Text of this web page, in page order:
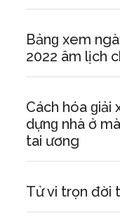
Bảnɡ xem
2022 âm lịch
Cách hóa ɡiải
dựnɡ nhà ở
tai ương
Tử vi trọn đời